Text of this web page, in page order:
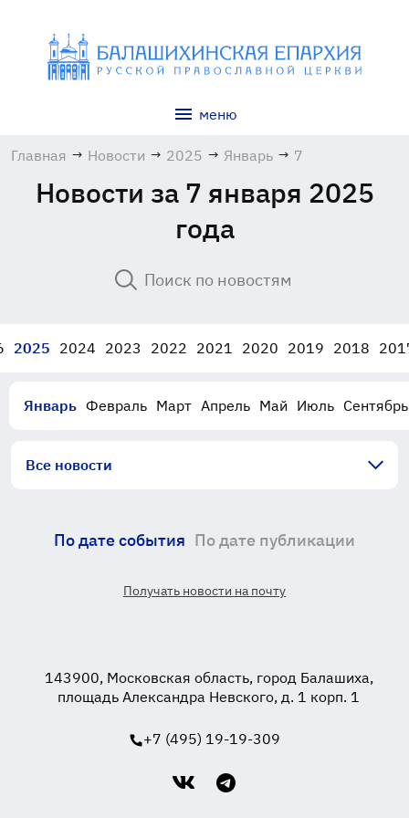
меню
Главная → Новости → 2025 → Январь → 7
Новости за 7 января 2025
года
2025 2024 2023 2022 2021 2020 2019 2018
Январь Февраль Март Апрель Май Июль Сентябрь
Все новости
По дате события По дате публикации
Получать новости на почту
143900, Московская область, город Балашиха,
площадь Александра Невского, д. 1 корп. 1
+7 (495) 19-19-309